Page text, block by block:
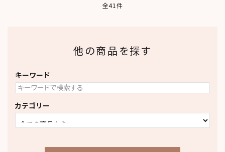
全41件
他の商品を探す
キーワード
カテゴリー